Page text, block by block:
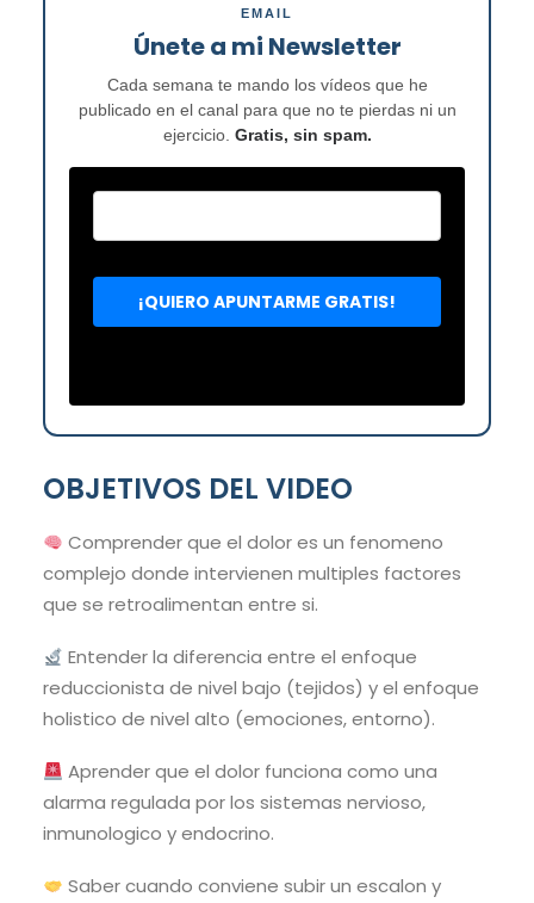
EMAIL
Únete a mi Newsletter
Cada semana te mando los vídeos que he
publicado en el canal para que no te pierdas ni un
ejercicio. Gratis, sin spam.
OBJETIVOS DEL VIDEO
Comprender que el dolor es un fenomeno
complejo donde intervienen multiples factores
que se retroalimentan entre si.
Entender la diferencia entre el enfoque
reduccionista de nivel bajo (tejidos) y el enfoque
holistico de nivel alto (emociones, entorno).
Aprender que el dolor funciona como una
alarma regulada por los sistemas nervioso,
inmunologico y endocrino.
Saber cuando conviene subir un escalon y